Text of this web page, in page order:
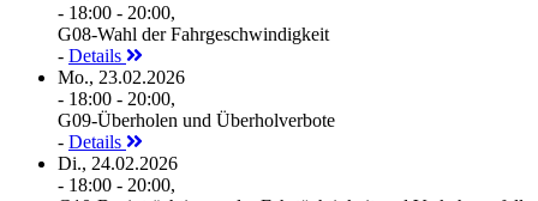
- 18:00 - 20:00,
G08-Wahl der Fahrgeschwindigkeit
- Details
Mo., 23.02.2026
- 18:00 - 20:00,
G09-Überholen und Überholverbote
- Details
Di., 24.02.2026
- 18:00 - 20:00,